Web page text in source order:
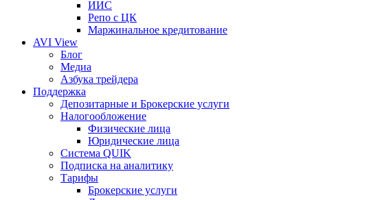
ИИС
Репо с ЦК
Маржинальное кредитование
AVI View
Блог
Медиа
Азбука трейдера
Поддержка
Депозитарные и Брокерские услуги
Налогообложение
Физические лица
Юридические лица
Система QUIK
Подписка на аналитику
Тарифы
Брокерские услуги